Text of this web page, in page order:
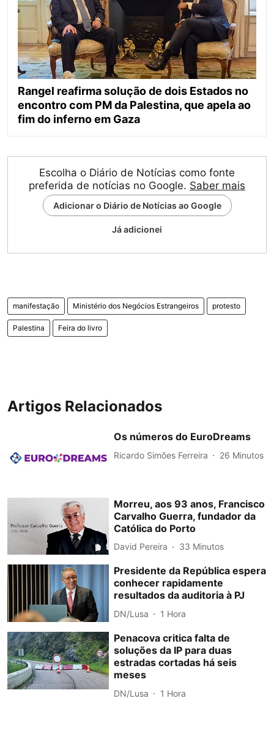
Rangel reafirma solução de dois Estados no
encontro com PM da Palestina, que apela ao
fim do inferno em Gaza
Escolha o Diário de Notícias como fonte
preferida de notícias no Google. Saber mais
Adicionar o Diário de Notícias ao Google
Já adicionei
manifestação Ministério dos Negócios Estrangeiros protesto
Palestina Feira do livro
Artigos Relacionados
Os números do EuroDreams
Ricardo Simões Ferreira 26 Minutos
Morreu, aos 93 anos, Francisco
Carvalho Guerra, fundador da
Católica do Porto
David Pereira 33 Minutos
Presidente da República espera
conhecer rapidamente
resultados da auditoria à PJ
DN/Lusa 1 Hora
Penacova critica falta de
soluções da IP para duas
estradas cortadas há seis
meses
DN/Lusa 1 Hora